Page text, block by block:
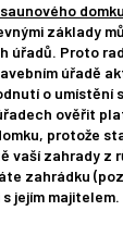
základy
úřadů. Proto
úřadě
o umístění
ověřit
protože
vaší zahrady z
zahrádku
jejím majitelem.